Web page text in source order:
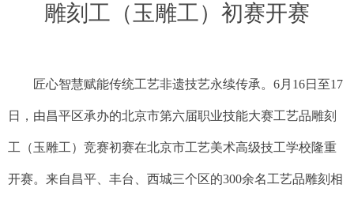
雕刻工（玉雕工）初赛开赛
匠心智慧赋能传统工艺非遗技艺永续传承。6月16日至17
日，由昌平区承办的北京市第六届职业技能大赛工艺品雕刻
工（玉雕工）竞赛初赛在北京市工艺美术高级技工学校隆重
开赛。来自昌平、丰台、西城三个区的300余名工艺品雕刻相